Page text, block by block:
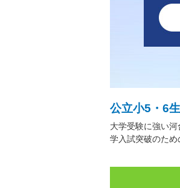
公立小5・6
大学受験に強い
学入試突破のため